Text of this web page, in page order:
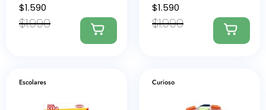
$1.990
$1.590
$1.990
$1.590
Escolares Curioso